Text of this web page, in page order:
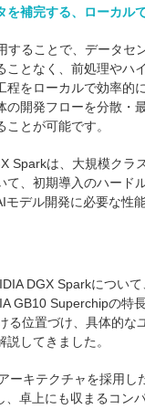
を補完する、ローカル
することで、データセ
ことなく、前処理やハ
程をローカルで効率的
の開発フローを分散・
とが可能です。
Sparkは、大規模クラ
て、初期導入のハード
モデル開発に必要な性
DGX Sparkについ
GB10 Superchipの特
る位置づけ、具体的な
してきました。
ーキテクチャを採用し
、卓上にも収まるコン